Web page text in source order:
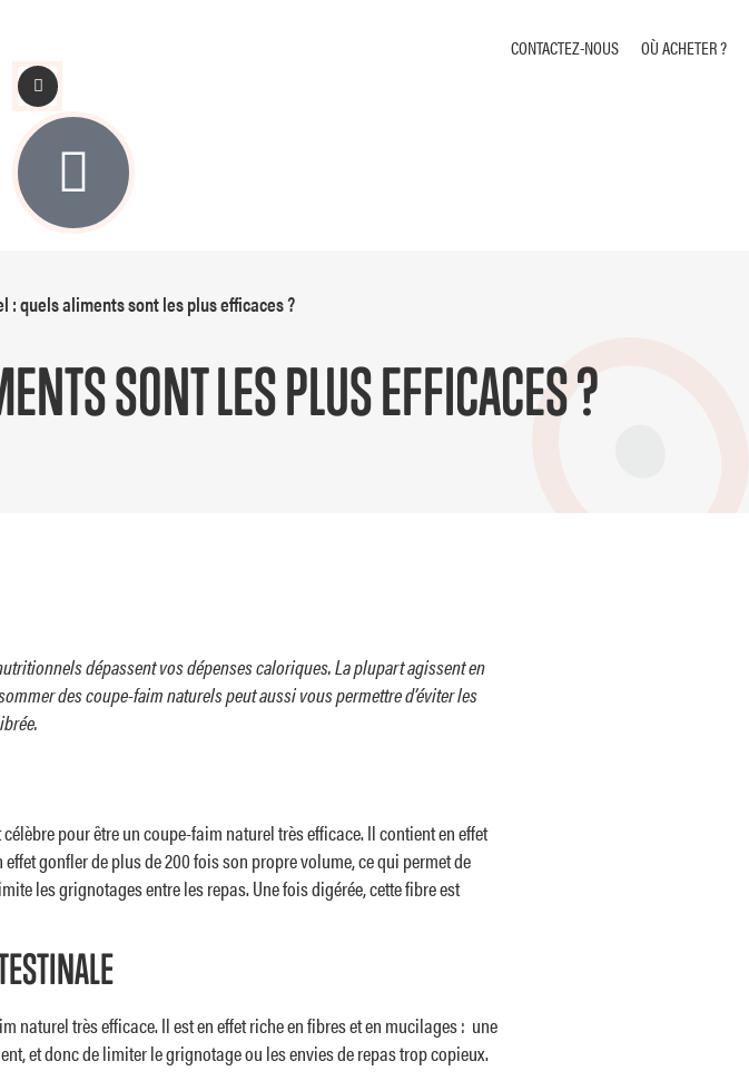
CONTACTEZ-NOUS OÙ ACHETER ?
: quels aliments sont les plus efficaces ?
SONT LES PLUS EFFICACES ?
dépassent vos dépenses caloriques. La plupart agissent en
des coupe-faim naturels peut aussi vous permettre d’éviter les
pour être un coupe-faim naturel très efficace. Il contient en effet
gonfler de plus de 200 fois son propre volume, ce qui permet de
les grignotages entre les repas. Une fois digérée, cette fibre est
naturel très efficace. Il est en effet riche en fibres et en mucilages : une
et donc de limiter le grignotage ou les envies de repas trop copieux.